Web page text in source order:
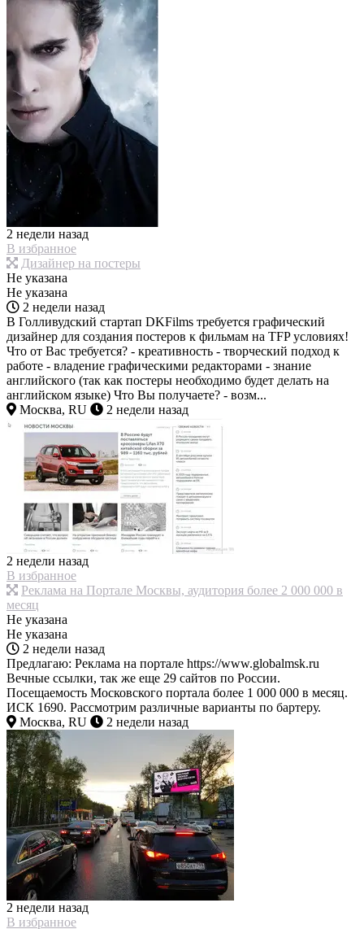
2 недели назад
В избранное
Дизайнер на постеры
Не указана
Не указана
2 недели назад
В Голливудский стартап DKFilms требуется графический
дизайнер для создания постеров к фильмам на TFP условиях!
Что от Вас требуется? - креативность - творческий подход к
работе - владение графическими редакторами - знание
английского (так как постеры необходимо будет делать на
английском языке) Что Вы получаете? - возм...
Москва, RU
2 недели назад
2 недели назад
В избранное
Реклама на Портале Москвы, аудитория более 2 000 000 в
месяц
Не указана
Не указана
2 недели назад
Предлагаю: Реклама на портале https://www.globalmsk.ru
Вечные ссылки, так же еще 29 сайтов по России.
Посещаемость Московского портала более 1 000 000 в месяц.
ИСК 1690. Рассмотрим различные варианты по бартеру.
Москва, RU
2 недели назад
2 недели назад
В избранное